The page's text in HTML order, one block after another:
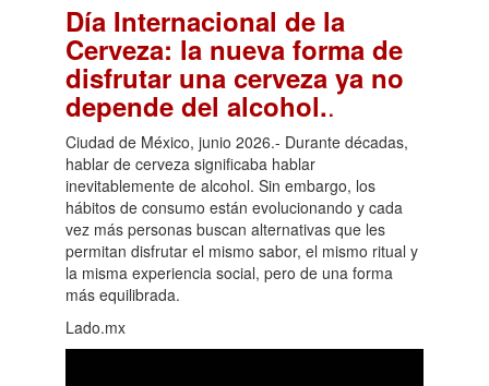
Día Internacional de la
Cerveza: la nueva forma de
disfrutar una cerveza ya no
depende del alcohol..
Ciudad de México, junio 2026.- Durante décadas,
hablar de cerveza significaba hablar
inevitablemente de alcohol. Sin embargo, los
hábitos de consumo están evolucionando y cada
vez más personas buscan alternativas que les
permitan disfrutar el mismo sabor, el mismo ritual y
la misma experiencia social, pero de una forma
más equilibrada.
Lado.mx